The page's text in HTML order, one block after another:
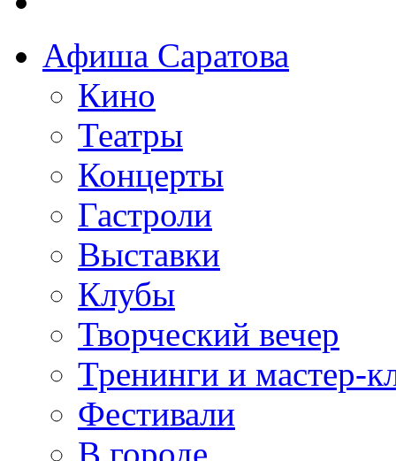
Афиша Саратова
Кино
Театры
Концерты
Гастроли
Выставки
Клубы
Творческий вечер
Тренинги и мастер-
Фестивали
В городе